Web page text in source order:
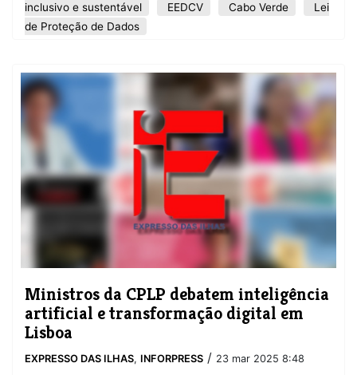
inclusivo e sustentável
EEDCV Cabo Verde
Lei
de Proteção de Dados
​Ministros da CPLP debatem inteligência
artificial e transformação digital em
Lisboa
EXPRESSO DAS ILHAS, INFORPRESS / 23 mar 2025 8:48